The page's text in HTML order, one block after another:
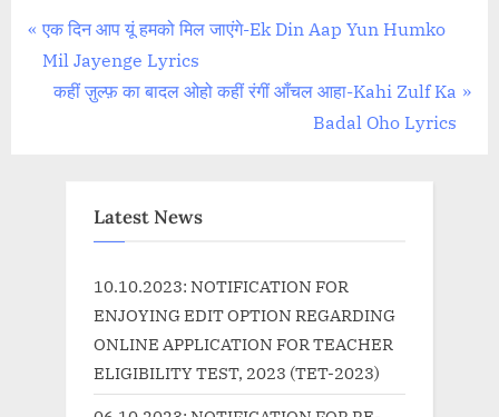
Post
navigation
P
r
एक दिन आप यूं हमको मिल जाएंगे-Ek Din Aap Yun Humko
Mil Jayenge Lyrics
N
कहीं ज़ुल्फ़ का बादल ओहो कहीं रंगीं आँचल आहा-Kahi Zulf Ka
Badal Oho Lyrics
Latest News
10.10.2023: NOTIFICATION FOR
ENJOYING EDIT OPTION REGARDING
ONLINE APPLICATION FOR TEACHER
ELIGIBILITY TEST, 2023 (TET-2023)